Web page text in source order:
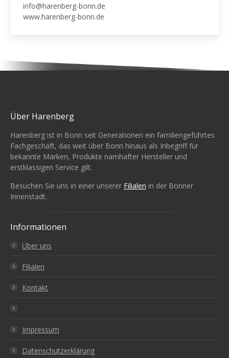
info@harenberg-bonn.de
www.harenberg-bonn.de
Über Harenberg
Harenberg ist in Bonn seit Generationen ein familiengeführtes
Fachgeschäft, das weit über Bonn hinaus als Inbegriff für
bekannte Marken, Produkte namhafter Hersteller und
erstklassigen Service gilt.
Besuchen Sie uns in einer unserer Filialen in der Bonner
Innenstadt.
Informationen
Über uns
Filialen
Kontakt
Impressum
Datenschutzerklärung